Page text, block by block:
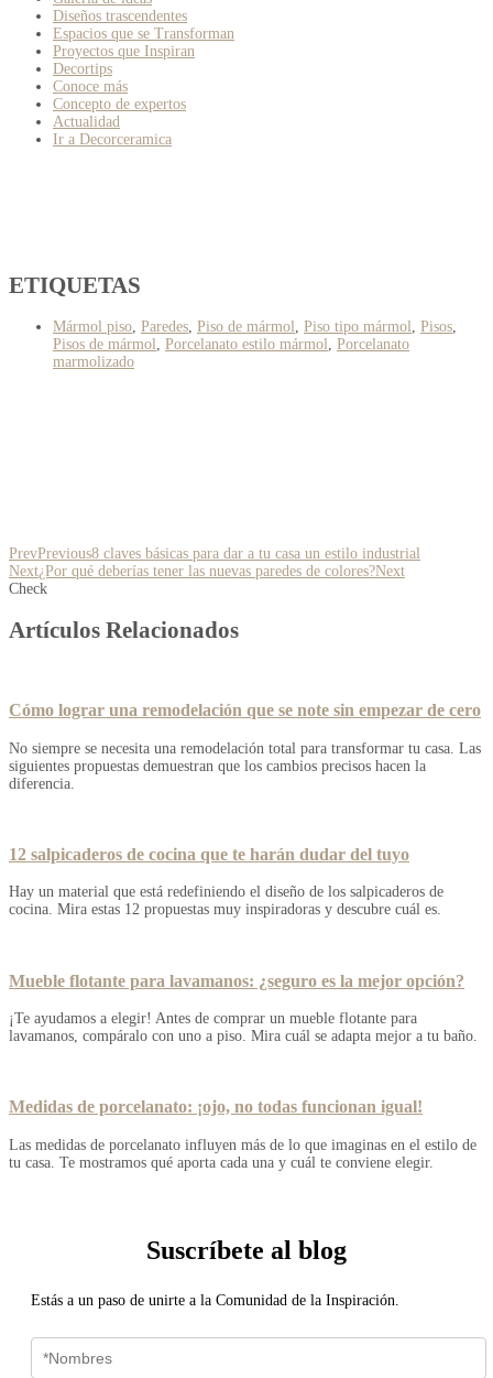
Diseños trascendentes
Espacios que se Transforman
Proyectos que Inspiran
Decortips
Conoce más
Concepto de expertos
Actualidad
Ir a Decorceramica
ETIQUETAS
Mármol piso Paredes Piso de mármol Piso tipo mármol Pisos
Pisos de mármol
Porcelanato estilo mármol
Porcelanato
marmolizado
PrevPrevious8 claves básicas para dar a tu casa un estilo industrial
Next¿Por qué deberías tener las nuevas paredes de colores?Next
Check
Artículos Relacionados
Cómo lograr una remodelación que se note sin empezar de cero
No siempre se necesita una remodelación total para transformar tu casa. Las
siguientes propuestas demuestran que los cambios precisos hacen la
diferencia.
12 salpicaderos de cocina que te harán dudar del tuyo
Hay un material que está redefiniendo el diseño de los salpicaderos de
cocina. Mira estas 12 propuestas muy inspiradoras y descubre cuál es.
Mueble flotante para lavamanos: ¿seguro es la mejor opción?
¡Te ayudamos a elegir! Antes de comprar un mueble flotante para
lavamanos, compáralo con uno a piso. Mira cuál se adapta mejor a tu baño.
Medidas de porcelanato: ¡ojo, no todas funcionan igual!
Las medidas de porcelanato influyen más de lo que imaginas en el estilo de
tu casa. Te mostramos qué aporta cada una y cuál te conviene elegir.
Suscríbete al blog
Estás a un paso de unirte a la Comunidad de la Inspiración.